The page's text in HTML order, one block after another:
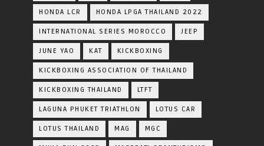
HONDA LCR HONDA LPGA THAILAND 2022
INTERNATIONAL SERIES MOROCCO JEEP
JUNE YAO KAT KICKBOXING
KICKBOXING ASSOCIATION OF THAILAND
KICKBOXING THAILAND LTFT
LAGUNA PHUKET TRIATHLON LOTUS CAR
LOTUS THAILAND MAG MGC